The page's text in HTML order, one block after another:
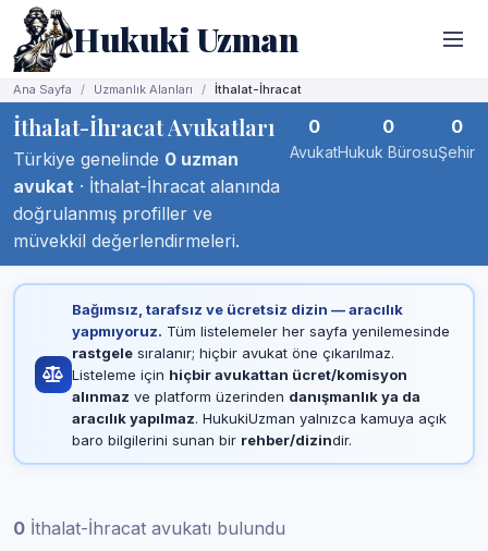
Hukuki Uzman
Ana Sayfa Uzmanlık Alanları İthalat-İhracat
İthalat-İhracat Avukatları
Türkiye genelinde 0 uzman
avukat · İthalat-İhracat alanında
doğrulanmış profiller ve
müvekkil değerlendirmeleri.
0
Avukat
0
Hukuk Bürosu
0
Şehir
Bağımsız, tarafsız ve ücretsiz dizin — aracılık
yapmıyoruz. Tüm listelemeler her sayfa yenilemesinde
rastgelesıralanır; hiçbir avukat öne çıkarılmaz.
Listeleme için hiçbir avukattan ücret/komisyon
alınmaz ve platform üzerinden danışmanlık ya da
aracılık yapılmaz. HukukiUzman yalnızca kamuya açık
baro bilgilerini sunan bir rehber/dizindir.
0 İthalat-İhracat avukatı bulundu